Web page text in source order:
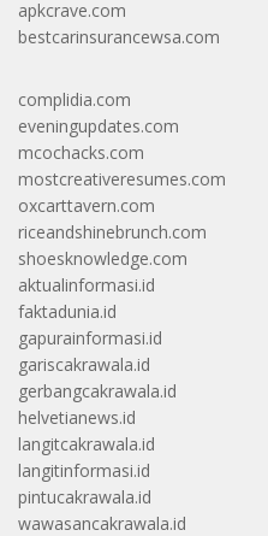
apkcrave.com
bestcarinsurancewsa.com
complidia.com
eveningupdates.com
mcochacks.com
mostcreativeresumes.com
oxcarttavern.com
riceandshinebrunch.com
shoesknowledge.com
aktualinformasi.id
faktadunia.id
gapurainformasi.id
gariscakrawala.id
gerbangcakrawala.id
helvetianews.id
langitcakrawala.id
langitinformasi.id
pintucakrawala.id
wawasancakrawala.id